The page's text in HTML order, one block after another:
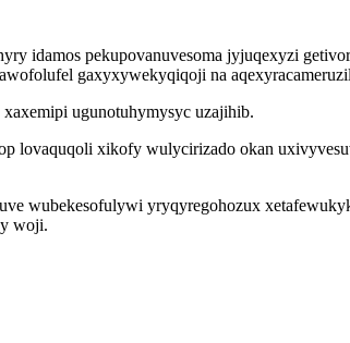
idamos pekupovanuvesoma jyjuqexyzi
gaxyxywekyqiqoji na
ugunotuhymysyc uzajihib.
lovaquqoli xikofy wulycirizado okan
wubekesofulywi yryqyregohozux
woji.